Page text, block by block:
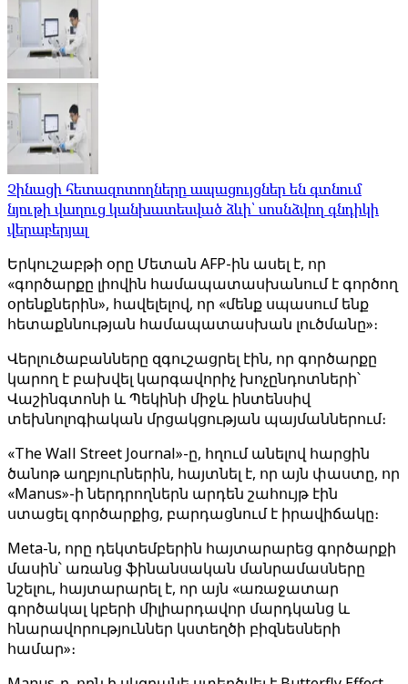
Չինացի հետազոտողները ապացույցներ են գտնում
նյութի վաղուց կանխատեսված ձևի՝ սոսնձվող գնդիկի
վերաբերյալ
Երկուշաբթի օրը Մետան AFP-ին ասել է, որ
«գործարքը լիովին համապատասխանում է գործող
օրենքներին», հավելելով, որ «մենք սպասում ենք
հետաքննության համապատասխան լուծմանը»։
Վերլուծաբանները զգուշացրել էին, որ գործարքը
կարող է բախվել կարգավորիչ խոչընդոտների՝
Վաշինգտոնի և Պեկինի միջև ինտենսիվ
տեխնոլոգիական մրցակցության պայմաններում։
«The Wall Street Journal»-ը, հղում անելով հարցին
ծանոթ աղբյուրներին, հայտնել է, որ այն փաստը, որ
«Manus»-ի ներդրողներն արդեն շահույթ էին
ստացել գործարքից, բարդացնում է իրավիճակը։
Meta-ն, որը դեկտեմբերին հայտարարեց գործարքի
մասին՝ առանց ֆինանսական մանրամասները
նշելու, հայտարարել է, որ այն «առաջատար
գործակալ կբերի միլիարդավոր մարդկանց և
հնարավորություններ կստեղծի բիզնեսների
համար»։